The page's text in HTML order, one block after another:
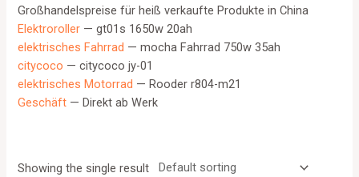
Großhandelspreise für heiß verkaufte Produkte in China
Elektroroller — gt01s 1650w 20ah
elektrisches Fahrrad — mocha Fahrrad 750w 35ah
citycoco — citycoco jy-01
elektrisches Motorrad — Rooder r804-m21
Geschäft — Direkt ab Werk
Showing the single result